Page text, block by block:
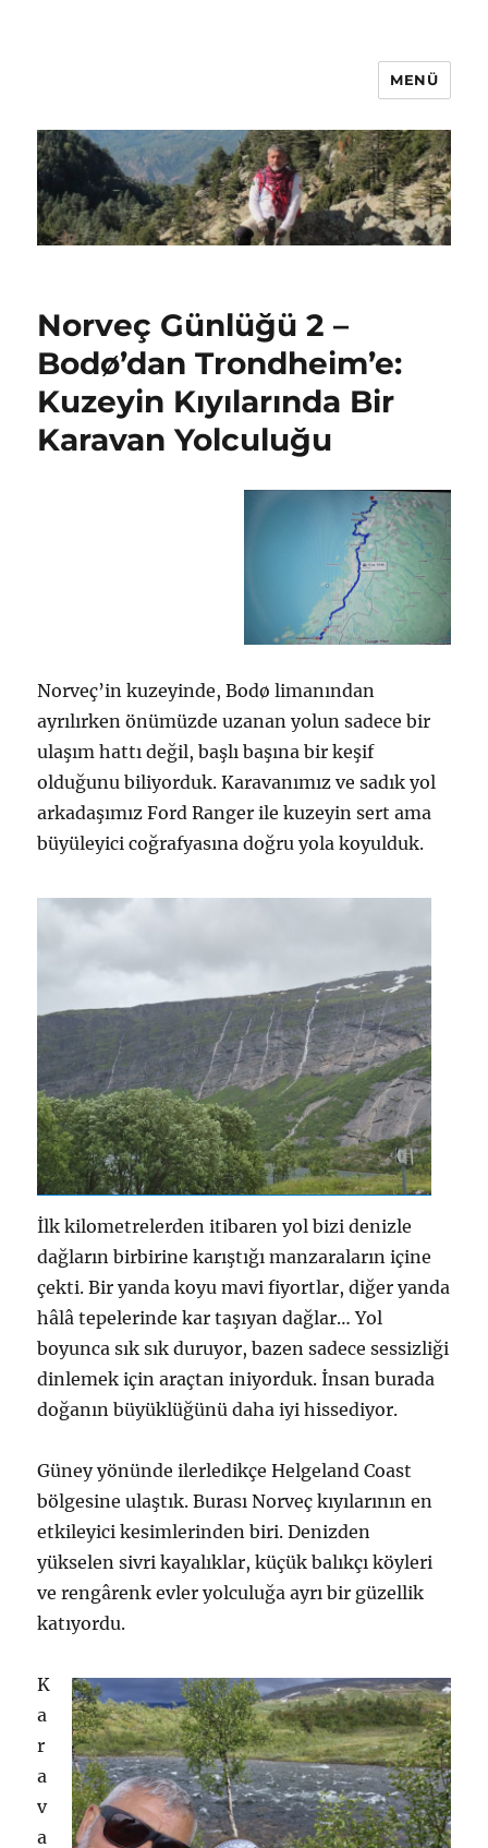
MENÜ
Norveç Günlüğü 2 –
Bodø’dan Trondheim’e:
Kuzeyin Kıyılarında Bir
Karavan Yolculuğu
Norveç’in kuzeyinde, Bodø limanından
ayrılırken önümüzde uzanan yolun sadece bir
ulaşım hattı değil, başlı başına bir keşif
olduğunu biliyorduk. Karavanımız ve sadık yol
arkadaşımız Ford Ranger ile kuzeyin sert ama
büyüleyici coğrafyasına doğru yola koyulduk.
İlk kilometrelerden itibaren yol bizi denizle
dağların birbirine karıştığı manzaraların içine
çekti. Bir yanda koyu mavi fiyortlar, diğer yanda
hâlâ tepelerinde kar taşıyan dağlar… Yol
boyunca sık sık duruyor, bazen sadece sessizliği
dinlemek için araçtan iniyorduk. İnsan burada
doğanın büyüklüğünü daha iyi hissediyor.
Güney yönünde ilerledikçe Helgeland Coast
bölgesine ulaştık. Burası Norveç kıyılarının en
etkileyici kesimlerinden biri. Denizden
yükselen sivri kayalıklar, küçük balıkçı köyleri
ve rengârenk evler yolculuğa ayrı bir güzellik
katıyordu.
K
a
r
a
v
a